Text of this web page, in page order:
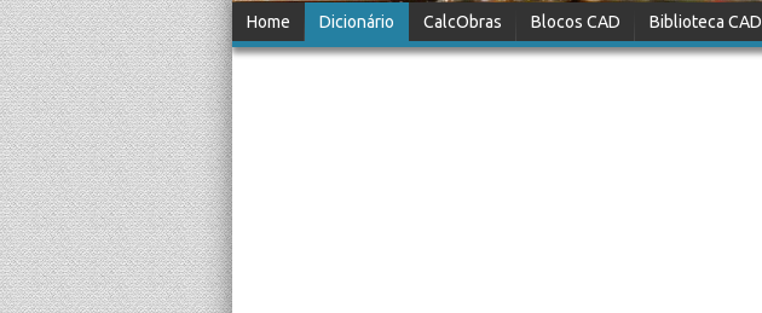
Home Dicionário CalcObras Blocos CAD Biblioteca CAD